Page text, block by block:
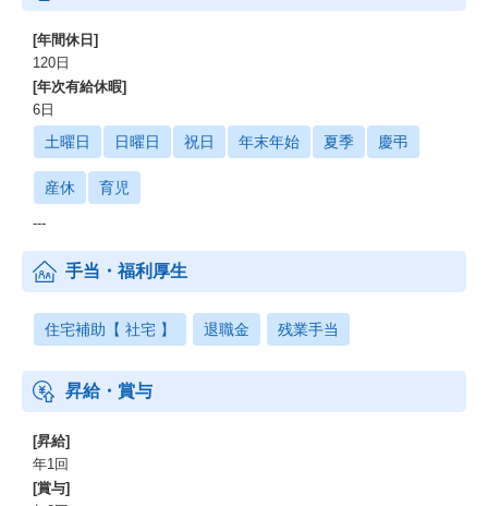
[年間休日]
120日
[年次有給休暇]
6日
土曜日 日曜日 祝日 年末年始 夏季 慶弔
産休 育児
---
手当・福利厚生
住宅補助【 社宅 】 退職金 残業手当
昇給・賞与
[昇給]
年1回
[賞与]